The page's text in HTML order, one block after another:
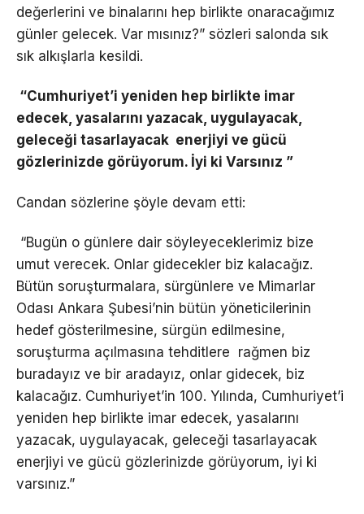
değerlerini ve binalarını hep birlikte onaracağımız
günler gelecek. Var mısınız?” sözleri salonda sık
sık alkışlarla kesildi.
“Cumhuriyet’i yeniden hep birlikte imar
edecek, yasalarını yazacak, uygulayacak,
geleceği tasarlayacak enerjiyi ve gücü
gözlerinizde görüyorum. İyi ki Varsınız ”
Candan sözlerine şöyle devam etti:
“Bugün o günlere dair söyleyeceklerimiz bize
umut verecek. Onlar gidecekler biz kalacağız.
Bütün soruşturmalara, sürgünlere ve Mimarlar
Odası Ankara Şubesi’nin bütün yöneticilerinin
hedef gösterilmesine, sürgün edilmesine,
soruşturma açılmasına tehditlere rağmen biz
buradayız ve bir aradayız, onlar gidecek, biz
kalacağız. Cumhuriyet’in 100. Yılında, Cumhuriyet’i
yeniden hep birlikte imar edecek, yasalarını
yazacak, uygulayacak, geleceği tasarlayacak
enerjiyi ve gücü gözlerinizde görüyorum, iyi ki
varsınız.”